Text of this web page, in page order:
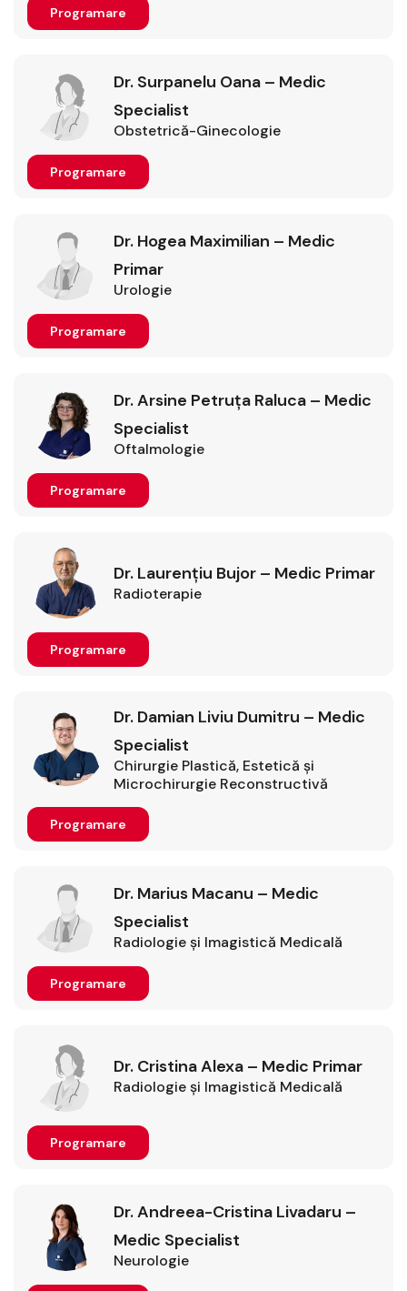
Programare
Dr. Surpanelu Oana – Medic
Specialist
Obstetrică-Ginecologie
Programare
Dr. Hogea Maximilian – Medic
Primar
Urologie
Programare
Dr. Arsine Petruța Raluca – Medic
Specialist
Oftalmologie
Programare
Dr. Laurențiu Bujor – Medic Primar
Radioterapie
Programare
Dr. Damian Liviu Dumitru – Medic
Specialist
Chirurgie Plastică, Estetică şi
Microchirurgie Reconstructivă
Programare
Dr. Marius Macanu – Medic
Specialist
Radiologie şi Imagistică Medicală
Programare
Dr. Cristina Alexa – Medic Primar
Radiologie şi Imagistică Medicală
Programare
Dr. Andreea-Cristina Livadaru –
Medic Specialist
Neurologie